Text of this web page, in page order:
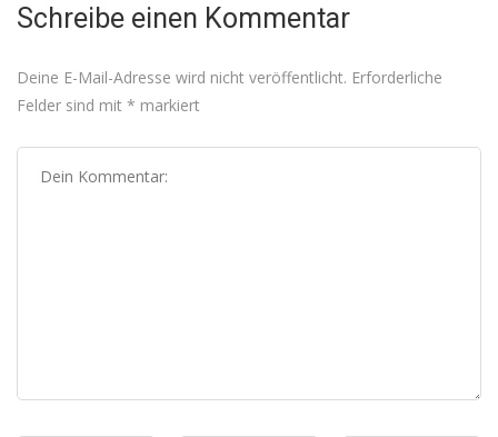
Schreibe einen Kommentar
Deine E-Mail-Adresse wird nicht veröffentlicht. Erforderliche
Felder sind mit * markiert